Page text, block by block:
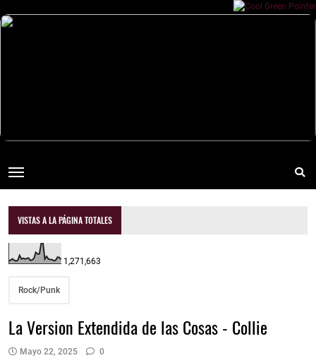
VISTAS A LA PÁGINA TOTALES
1,271,663
Rock/Punk
La Version Extendida de las Cosas - Collie
Mayo 22, 2025 0